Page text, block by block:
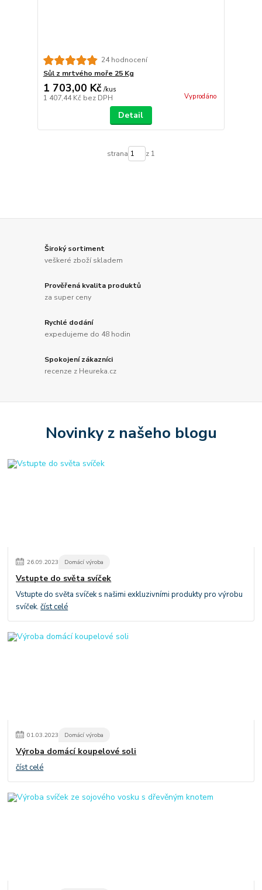
24 hodnocení
Sůl z mrtvého moře 25 Kg
1 703,00 Kč /kus
1 407,44 Kč bez DPH Vyprodáno
Detail
strana z 1
Široký sortiment
veškeré zboží skladem
Prověřená kvalita produktů
za super ceny
Rychlé dodání
expedujeme do 48 hodin
Spokojení zákazníci
recenze z Heureka.cz
Novinky z našeho blogu
26.09.2023 Domácí výroba
Vstupte do světa svíček
Vstupte do světa svíček s našimi exkluzivními produkty pro výrobu
svíček.číst celé
01.03.2023 Domácí výroba
Výroba domácí koupelové soli
číst celé